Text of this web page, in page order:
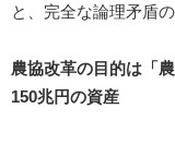
と、完全な論理矛盾
農協改革の目的は「
150兆円の資産